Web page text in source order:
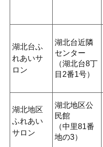
湖北台ふ
れあいサ
ロン
湖北台近隣
センター
（湖北台8丁
目2番1号）
湖北地区
ふれあい
サロン
湖北地区公
民館
（中里81番
地の3）